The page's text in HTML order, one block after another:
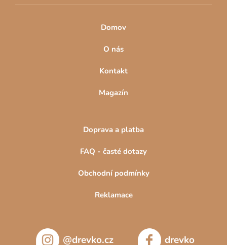
Domov
O nás
Kontakt
Magazín
Doprava a platba
FAQ - časté dotazy
Obchodní podmínky
Reklamace
@drevko.cz drevko